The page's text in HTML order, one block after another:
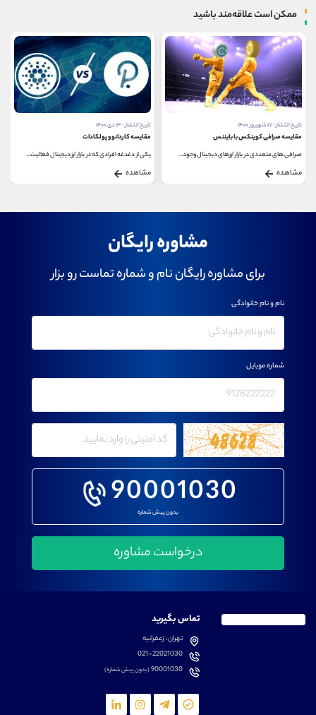
ممکن است علاقه‌مند باشید
تاریخ انتشار : ۱۷ شهریور ۱۴۰۰
مقایسه صرافی کوینکس با بایننس
صرافی های متعددی در بازار ارزهای دیجیتال وجود...
مشاهده
تاریخ انتشار : ۱۳ دی ۱۴۰۰
مقایسه کاردانو و پولکادات
یکی از دغدغه افرادی که در بازار ارز دیجیتال فعالیت...
مشاهده
مشاوره رایگان
برای مشاوره رایگان نام و شماره تماست رو بزار
90001030
بدون پیش شماره
نام و نام خانوادگی
شماره موبایل
تماس بگیرید
تهران، زعفرانیه
021-22021030
90001030(بدون پیش شماره)